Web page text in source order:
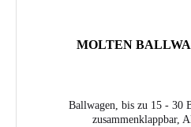
MOLTEN
Ballwagen, bis zu 15 - 30
zusammenklappbar,